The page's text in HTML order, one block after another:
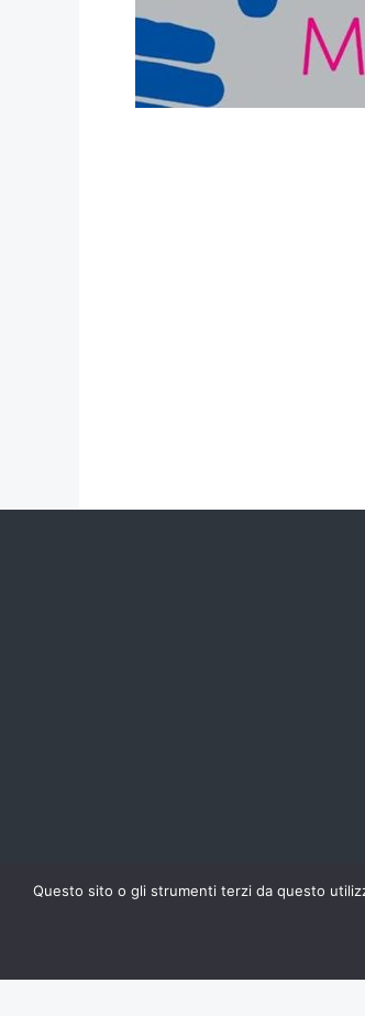
Questo sito o gli strumenti terzi da questo